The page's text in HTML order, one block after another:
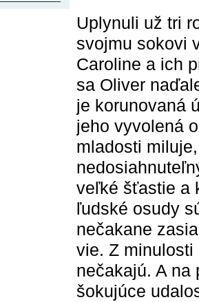
Uplynuli už tri
svojmu sokovi
Caroline a ich
sa Oliver
je korunovaná
jeho vyvolená
mladosti
veľké šťastie a
ľudské osudy
nečakane
vie. Z
nečakajú. A na
šokujúce